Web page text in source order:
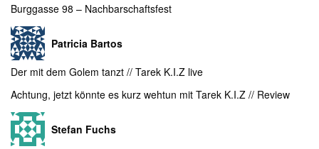
Burggasse 98 – Nachbarschaftsfest
Patricia Bartos
Der mit dem Golem tanzt // Tarek K.I.Z live
Achtung, jetzt könnte es kurz wehtun mit Tarek K.I.Z // Review
Stefan Fuchs